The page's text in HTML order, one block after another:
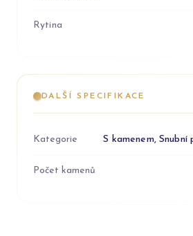
Rytina
DALŠÍ SPECIFIKACE
Kategorie S kamenem,
Počet kamenů